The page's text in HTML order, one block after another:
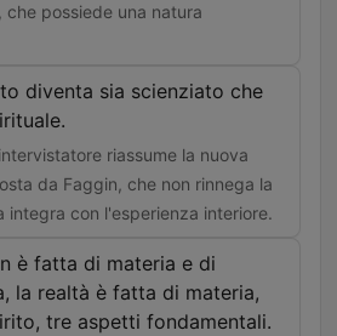
che possiede una natura
diventa sia scienziato che
riassume la nuova
da Faggin, che non rinnega la
integra con l'esperienza interiore.
è fatta di materia e di
la realtà è fatta di materia,
tre aspetti fondamentali.